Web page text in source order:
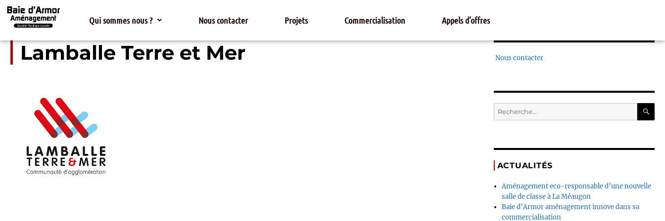
Qui sommes nous ? Nous contacter Projets Commercialisation Appels d’offres
Lamballe Terre et Mer Nous contacter
ACTUALITÉS
Aménagement eco-responsable d’une nouvelle
salle de classe à La Méaugon
Baie d’Armor aménagement innove dans sa
commercialisation